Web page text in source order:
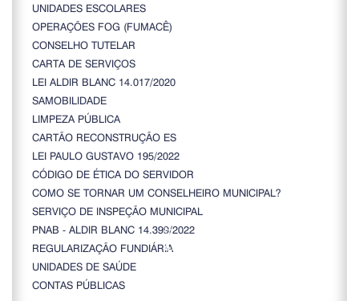
UNIDADES ESCOLARES
OPERAÇÕES FOG (FUMACÊ)
CONSELHO TUTELAR
CARTA DE SERVIÇOS
LEI ALDIR BLANC 14.017/2020
SAMOBILIDADE
LIMPEZA PÚBLICA
CARTÃO RECONSTRUÇÃO ES
LEI PAULO GUSTAVO 195/2022
CÓDIGO DE ÉTICA DO SERVIDOR
COMO SE TORNAR UM CONSELHEIRO MUNICIPAL?
SERVIÇO DE INSPEÇÃO MUNICIPAL
PNAB - ALDIR BLANC 14.399/2022
REGULARIZAÇÃO FUNDIÁRIA
UNIDADES DE SAÚDE
CONTAS PÚBLICAS